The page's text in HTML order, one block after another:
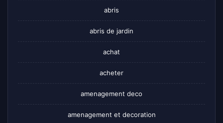
abris
abris de jardin
achat
acheter
amenagement deco
amenagement et decoration